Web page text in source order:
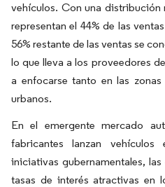
vehículos. Con una distribución
representan el 44% de las
56% restante de las ventas se
lo que lleva a los proveedores
a enfocarse tanto en las
urbanos.
En el emergente mercado
fabricantes lanzan vehículos
iniciativas gubernamentales,
tasas de interés atractivas en